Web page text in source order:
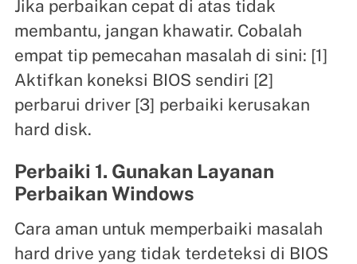
Jika perbaikan cepat di atas tidak
membantu, jangan khawatir. Cobalah
empat tip pemecahan masalah di sini: [1]
Aktifkan koneksi BIOS sendiri [2]
perbarui driver [3] perbaiki kerusakan
hard disk.
Perbaiki 1. Gunakan Layanan
Perbaikan Windows
Cara aman untuk memperbaiki masalah
hard drive yang tidak terdeteksi di BIOS